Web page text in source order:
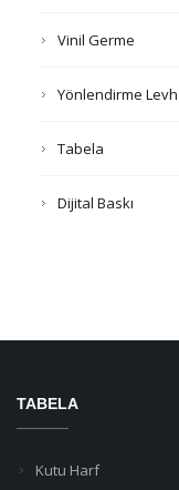
Vinil Germe
Yönlendirme
Tabela
Dijital Baskı
TABELA
Kutu Harf